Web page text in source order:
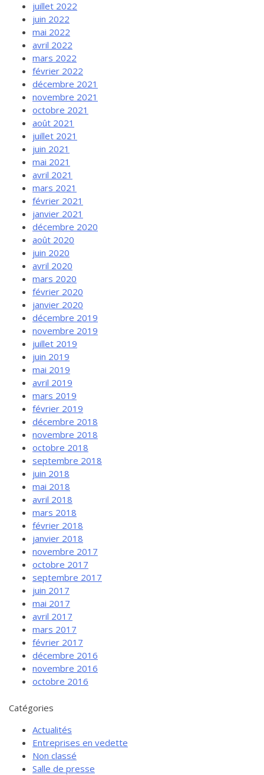
juillet 2022
juin 2022
mai 2022
avril 2022
mars 2022
février 2022
décembre 2021
novembre 2021
octobre 2021
août 2021
juillet 2021
juin 2021
mai 2021
avril 2021
mars 2021
février 2021
janvier 2021
décembre 2020
août 2020
juin 2020
avril 2020
mars 2020
février 2020
janvier 2020
décembre 2019
novembre 2019
juillet 2019
juin 2019
mai 2019
avril 2019
mars 2019
février 2019
décembre 2018
novembre 2018
octobre 2018
septembre 2018
juin 2018
mai 2018
avril 2018
mars 2018
février 2018
janvier 2018
novembre 2017
octobre 2017
septembre 2017
juin 2017
mai 2017
avril 2017
mars 2017
février 2017
décembre 2016
novembre 2016
octobre 2016
Catégories
Actualités
Entreprises en vedette
Non classé
Salle de presse